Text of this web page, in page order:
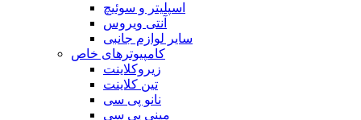
اسپلیتر و سوئیچ
آنتی ویروس
سایر لوازم جانبی
کامپیوترهای خاص
زیروکلاینت
تین کلاینت
نانو پی سی
مینی پی سی